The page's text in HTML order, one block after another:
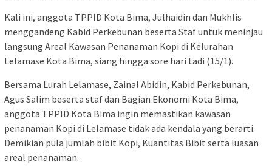
Kali ini, anggota TPPID Kota Bima, Julhaidin dan Mukhlis
menggandeng Kabid Perkebunan beserta Staf untuk meninjau
langsung Areal Kawasan Penanaman Kopi di Kelurahan
Lelamase Kota Bima, siang hingga sore hari tadi (15/1).
Bersama Lurah Lelamase, Zainal Abidin, Kabid Perkebunan,
Agus Salim beserta staf dan Bagian Ekonomi Kota Bima,
anggota TPPID Kota Bima ingin memastikan kawasan
penanaman Kopi di Lelamase tidak ada kendala yang berarti.
Demikian pula jumlah bibit Kopi, Kuantitas Bibit serta luasan
areal penanaman.